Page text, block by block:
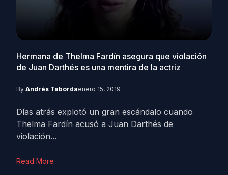
Hermana de Thelma Fardín asegura que violación
de Juan Darthés es una mentira de la actriz
By Andrés Tabordaenero 15, 2019
Días atrás explotó un gran escándalo cuando
Thelma Fardín acusó a Juan Darthés de
violación...
Read More